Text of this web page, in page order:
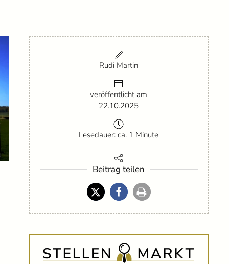
Rudi Martin
veröffentlicht am
22.10.2025
Lesedauer: ca. 1 Minute
Beitrag teilen